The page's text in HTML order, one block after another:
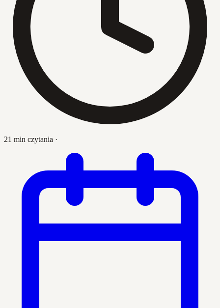
21 min czytania ·